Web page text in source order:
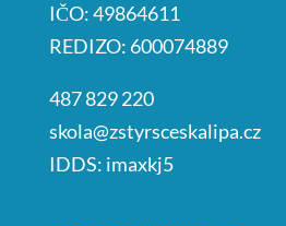
IČO: 49864611
REDIZO: 600074889
487 829 220
skola@zstyrsceskalipa.cz
IDDS: imaxkj5